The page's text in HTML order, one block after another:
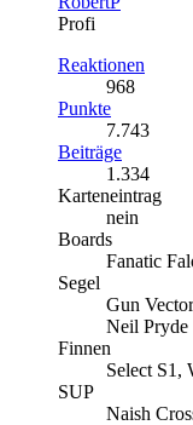
Profi
Reaktionen
968
Punkte
7.743
Beiträge
1.334
Karteneintrag
nein
Boards
Fanatic
Segel
Gun
Neil Pryde
Finnen
Select S1,
SUP
Naish